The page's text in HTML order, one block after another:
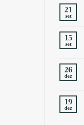
21
set
15
set
26
dez
19
dez